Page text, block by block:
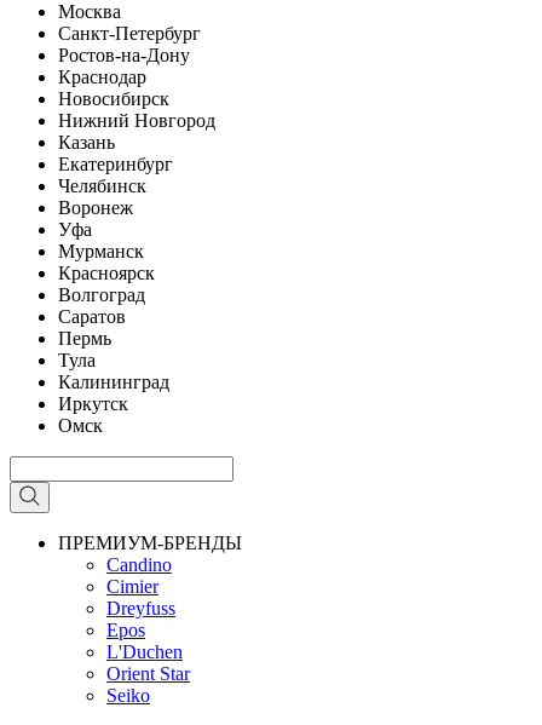
Москва
Санкт-Петербург
Ростов-на-Дону
Краснодар
Новосибирск
Нижний Новгород
Казань
Екатеринбург
Челябинск
Воронеж
Уфа
Мурманск
Красноярск
Волгоград
Саратов
Пермь
Тула
Калининград
Иркутск
Омск
ПРЕМИУМ-БРЕНДЫ
Candino
Cimier
Dreyfuss
Epos
L'Duchen
Orient Star
Seiko